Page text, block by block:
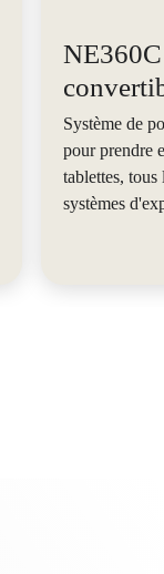
Système de
pour prendre
tablettes, tous
systèmes